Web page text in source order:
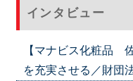
インタビュー
【マナビス化粧品
を充実させる／財団